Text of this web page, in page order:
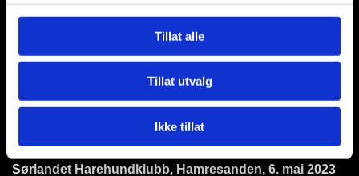
Tillat alle
Tillat utvalg
Ikke tillat
Dommer. Jari Partanen
Se utstillingsresultater og les kritikker her
Skien JFF, Skien, 7. mai 2023
Dommer. Janne Sandbakken
Sørlandet Harehundklubb, Hamresanden, 6. mai 2023